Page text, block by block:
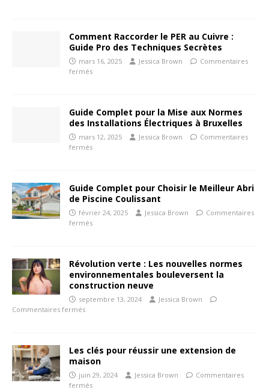
Comment Raccorder le PER au Cuivre :
Guide Pro des Techniques Secrètes
mars 16, 2025 Jessica Brown
Commentaires
fermés
Guide Complet pour la Mise aux Normes
des Installations Électriques à Bruxelles
mars 12, 2025 Jessica Brown
Commentaires
fermés
Guide Complet pour Choisir le Meilleur Abri
de Piscine Coulissant
février 24, 2025 Jessica Brown
Commentaires
fermés
Révolution verte : Les nouvelles normes
environnementales bouleversent la
construction neuve
septembre 13, 2024
Jessica Brown
Commentaires fermés
Les clés pour réussir une extension de
maison
juin 29, 2024 Jessica Brown
Commentaires
fermés